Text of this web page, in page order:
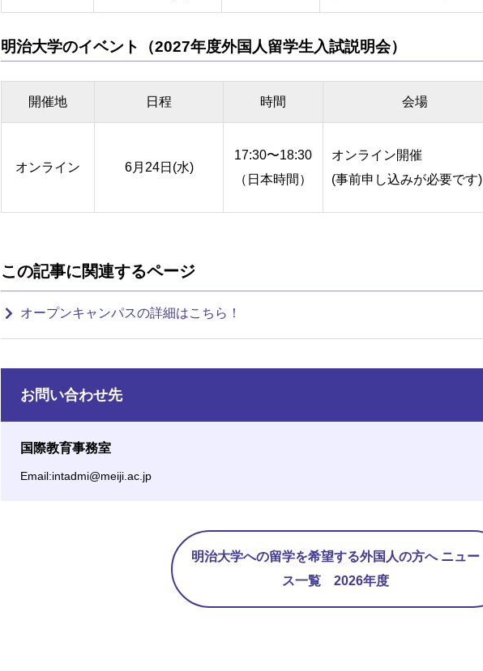
明治大学のイベント（2027年度外国人留学生入試説明会）
開催地 日程 時間 会場
オンライン 6月24日(水)
17:30〜18:30
（日本時間）
オンライン開催
(事前申し込みが必要です)
この記事に関連するページ
オープンキャンパスの詳細はこちら！
お問い合わせ先
国際教育事務室
Email:intadmi@meiji.ac.jp
明治大学への留学を希望する外国人の方へ ニュー
ス一覧 2026年度